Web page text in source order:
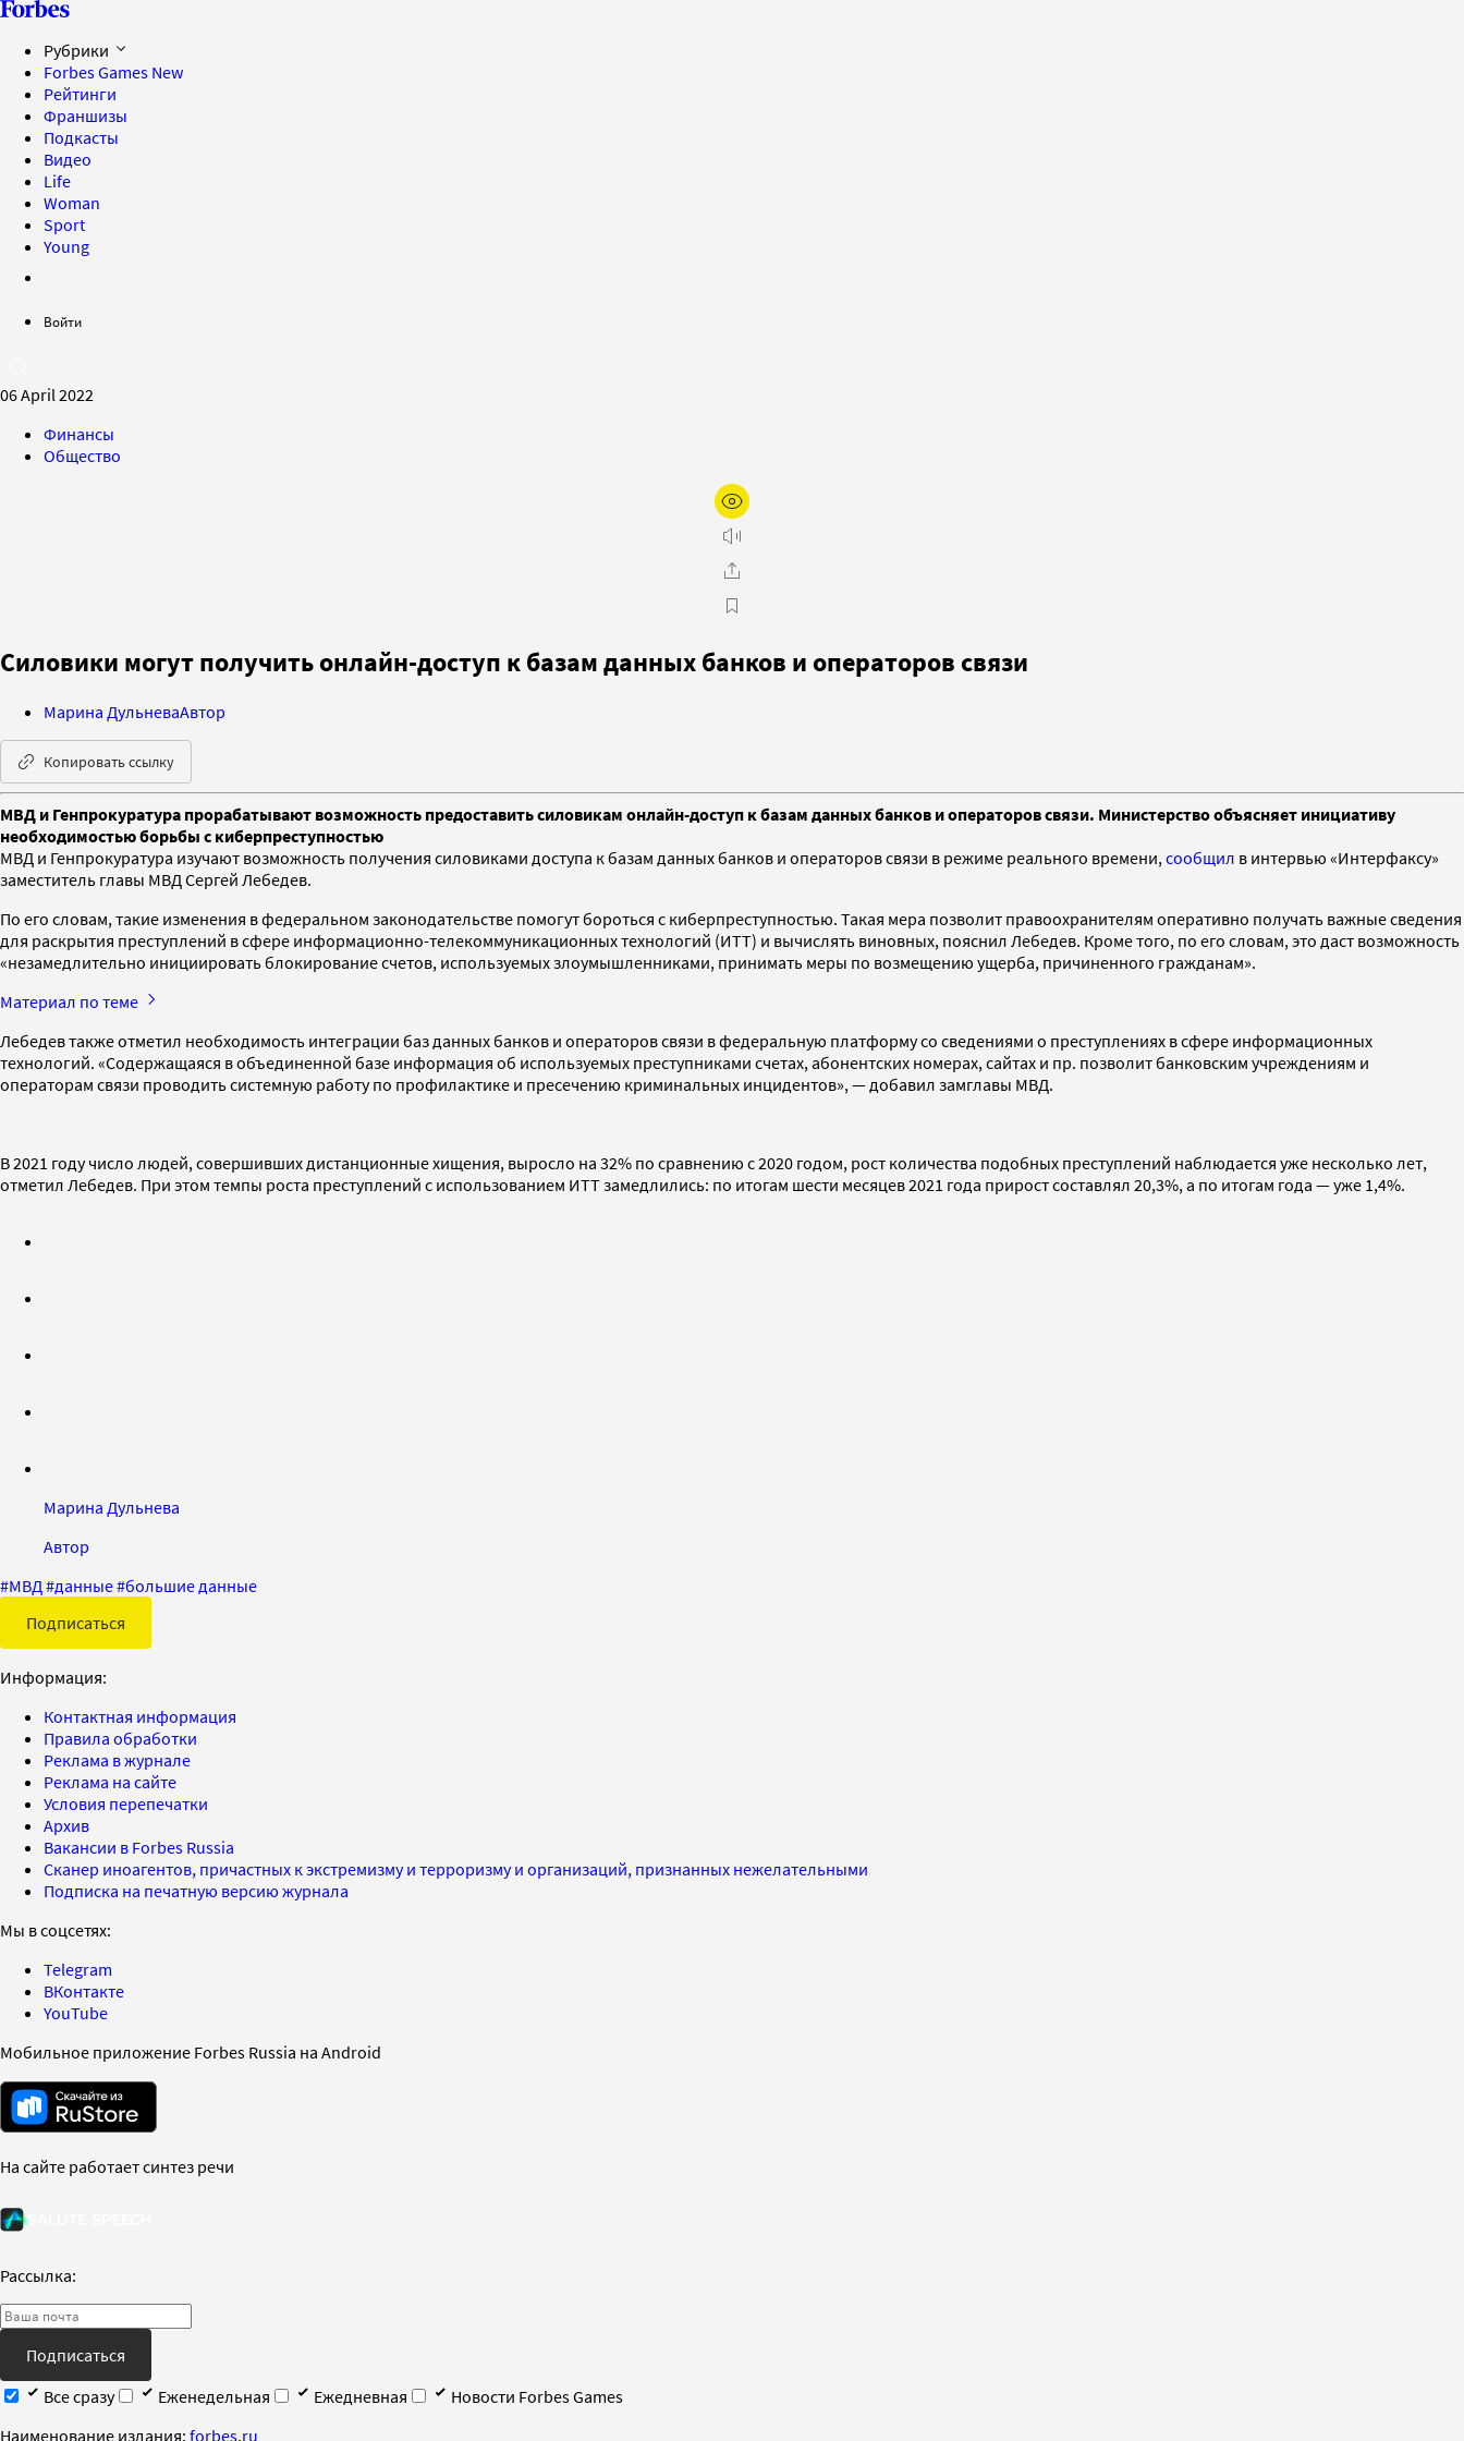
Рубрики
Forbes Games New
Рейтинги
Франшизы
Подкасты
Видео
Life
Woman
Sport
Young
Войти
06 April 2022
Финансы
Общество
Силовики могут получить онлайн-доступ к базам данных банков и операторов связи
Марина ДульневаАвтор
Копировать ссылку
МВД и Генпрокуратура прорабатывают возможность предоставить силовикам онлайн-доступ к базам данных банков и операторов связи. Министерство объясняет инициативу
необходимостью борьбы с киберпреступностью
МВД и Генпрокуратура изучают возможность получения силовиками доступа к базам данных банков и операторов связи в режиме реального времени, сообщил в интервью «Интерфаксу»
заместитель главы МВД Сергей Лебедев.
По его словам, такие изменения в федеральном законодательстве помогут бороться с киберпреступностью. Такая мера позволит правоохранителям оперативно получать важные сведения
для раскрытия преступлений в сфере информационно-телекоммуникационных технологий (ИТТ) и вычислять виновных, пояснил Лебедев. Кроме того, по его словам, это даст возможность
«незамедлительно инициировать блокирование счетов, используемых злоумышленниками, принимать меры по возмещению ущерба, причиненного гражданам».
Материал по теме
Лебедев также отметил необходимость интеграции баз данных банков и операторов связи в федеральную платформу со сведениями о преступлениях в сфере информационных
технологий. «Содержащаяся в объединенной базе информация об используемых преступниками счетах, абонентских номерах, сайтах и пр. позволит банковским учреждениям и
операторам связи проводить системную работу по профилактике и пресечению криминальных инцидентов», — добавил замглавы МВД.
В 2021 году число людей, совершивших дистанционные хищения, выросло на 32% по сравнению с 2020 годом, рост количества подобных преступлений наблюдается уже несколько лет,
отметил Лебедев. При этом темпы роста преступлений с использованием ИТТ замедлились: по итогам шести месяцев 2021 года прирост составлял 20,3%, а по итогам года — уже 1,4%.
Марина Дульнева
Автор
#МВД #данные#большие данные
Подписаться
Информация:
Контактная информация
Правила обработки
Реклама в журнале
Реклама на сайте
Условия перепечатки
Архив
Вакансии в Forbes Russia
Сканер иноагентов, причастных к экстремизму и терроризму и организаций, признанных нежелательными
Подписка на печатную версию журнала
Мы в соцсетях:
Telegram
ВКонтакте
YouTube
Мобильное приложение Forbes Russia на Android
На сайте работает синтез речи
Рассылка:
Подписаться
Все сразу
Еженедельная Ежедневная
Новости Forbes Games
Наименование издания: forbes.ru